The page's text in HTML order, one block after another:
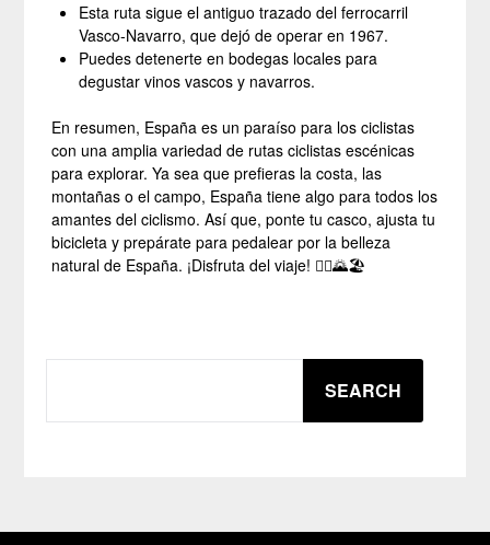
Esta ruta sigue el antiguo trazado del ferrocarril
Vasco-Navarro, que dejó de operar en 1967.
Puedes detenerte en bodegas locales para
degustar vinos vascos y navarros.
En resumen, España es un paraíso para los ciclistas
con una amplia variedad de rutas ciclistas escénicas
para explorar. Ya sea que prefieras la costa, las
montañas o el campo, España tiene algo para todos los
amantes del ciclismo. Así que, ponte tu casco, ajusta tu
bicicleta y prepárate para pedalear por la belleza
natural de España. ¡Disfruta del viaje! 🚴‍♂️🌄🏖️
SEARCH